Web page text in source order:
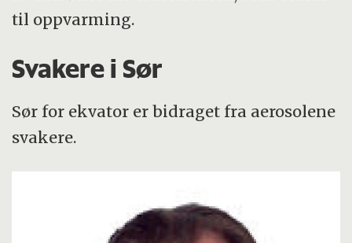
til oppvarming.
Svakere i Sør
Sør for ekvator er bidraget fra aerosolene
svakere.